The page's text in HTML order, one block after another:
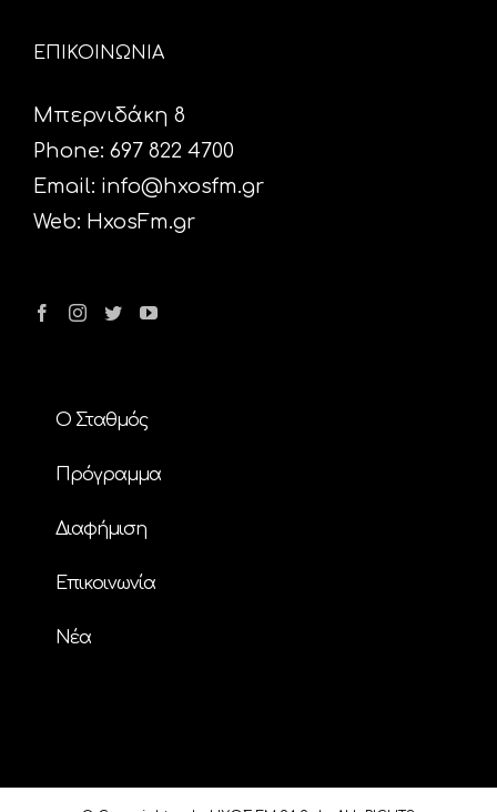
ΕΠΙΚΟΙΝΩΝΙΑ
Μπερνιδάκη 8
Phone: 697 822 4700
Email: info@hxosfm.gr
Web: HxosFm.gr
Ο Σταθμός
Πρόγραμμα
Διαφήμιση
Επικοινωνία
Nέα